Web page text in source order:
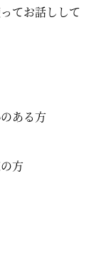
てお話しして
ある方
方